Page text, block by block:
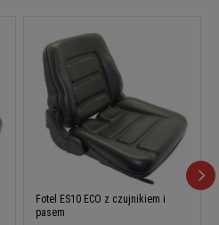
Fotel ES10 ECO z czujnikiem i
pasem